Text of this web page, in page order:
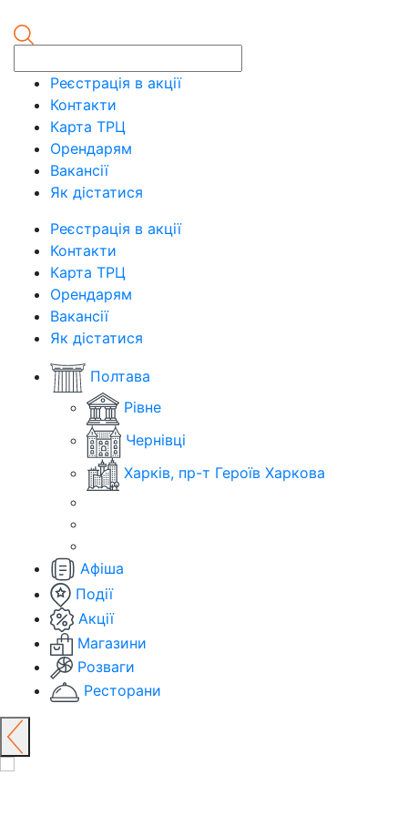
Реєстрація в акції
Контакти
Карта ТРЦ
Орендарям
Вакансії
Як дістатися
Реєстрація в акції
Контакти
Карта ТРЦ
Орендарям
Вакансії
Як дістатися
Полтава
Рівне
Чернівці
Харків, пр-т Героїв Харкова
Афіша
Події
Акції
Магазини
Розваги
Ресторани